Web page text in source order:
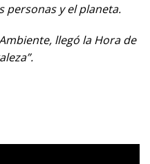
y el planeta.
llegó la Hora de